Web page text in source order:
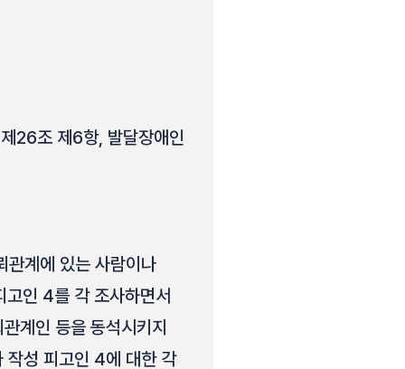
26조 제6항, 발달장애인
관계에 있는 사람이나
인 4를 각 조사하면서
계인 등을 동석시키지
작성 피고인 4에 대한 각